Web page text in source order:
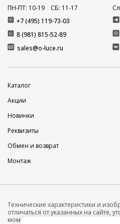
+7 (495) 119-73-03
8 (981) 815-52-89
ПН-ПТ: 10-19 СБ: 11-17
sales@o-luce.ru
Каталог
Акции
Новинки
Реквизиты
Обмен и возврат
Монтаж
Технические характеристики и
отличаться от указанных на сайте,
момент покупки и оплаты. Вся